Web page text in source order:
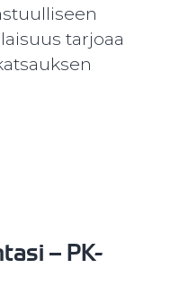
tarjoaa
– PK-